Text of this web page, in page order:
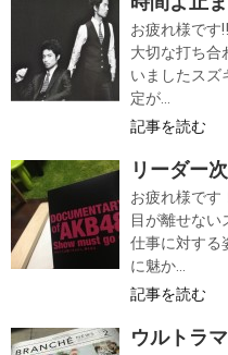
お疲れ様です
大切な打ち合
いましたスズ
定が...
記事を読む
リーダー
お疲れ様です
目が離せない
仕事に対する
に魅か...
記事を読む
ウルトラ